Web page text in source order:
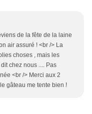
de la fête de la laine
air assuré ! <br /> La
choses , mais les
chez nous .... Pas
<br /> Merci aux 2
gâteau me tente bien !